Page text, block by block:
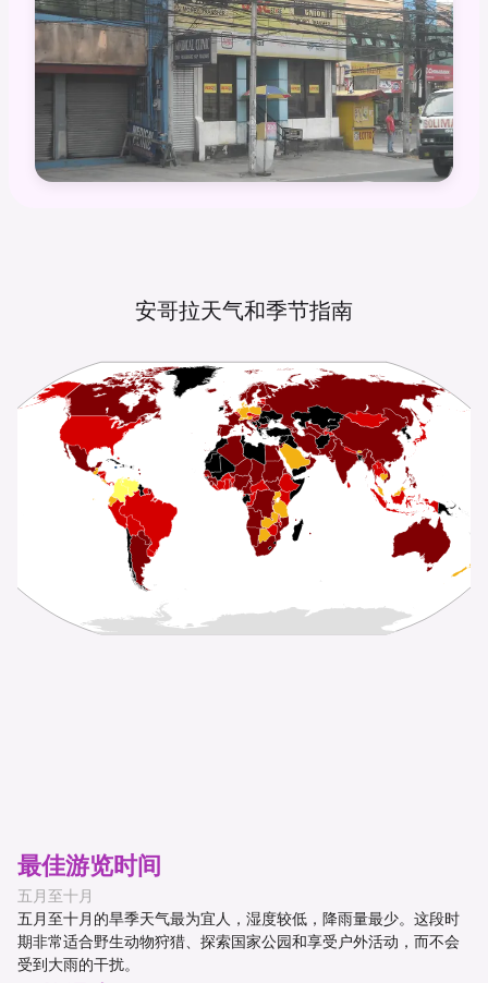
安哥拉天气和季节指南
最佳游览时间
五月至十月
五月至十月的旱季天气最为宜人，湿度较低，降雨量最少。这段时
期非常适合野生动物狩猎、探索国家公园和享受户外活动，而不会
受到大雨的干扰。